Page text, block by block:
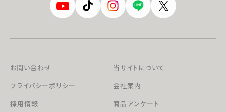
お問い合わせ
当サイトについて
プライバシーポリシー
会社案内
採用情報
商品アンケート